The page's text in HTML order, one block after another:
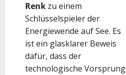
Renk zu einem
Schlüsselspieler der
Energiewende auf See. Es
ist ein glasklarer Beweis
dafür, dass der
technologische Vorsprung